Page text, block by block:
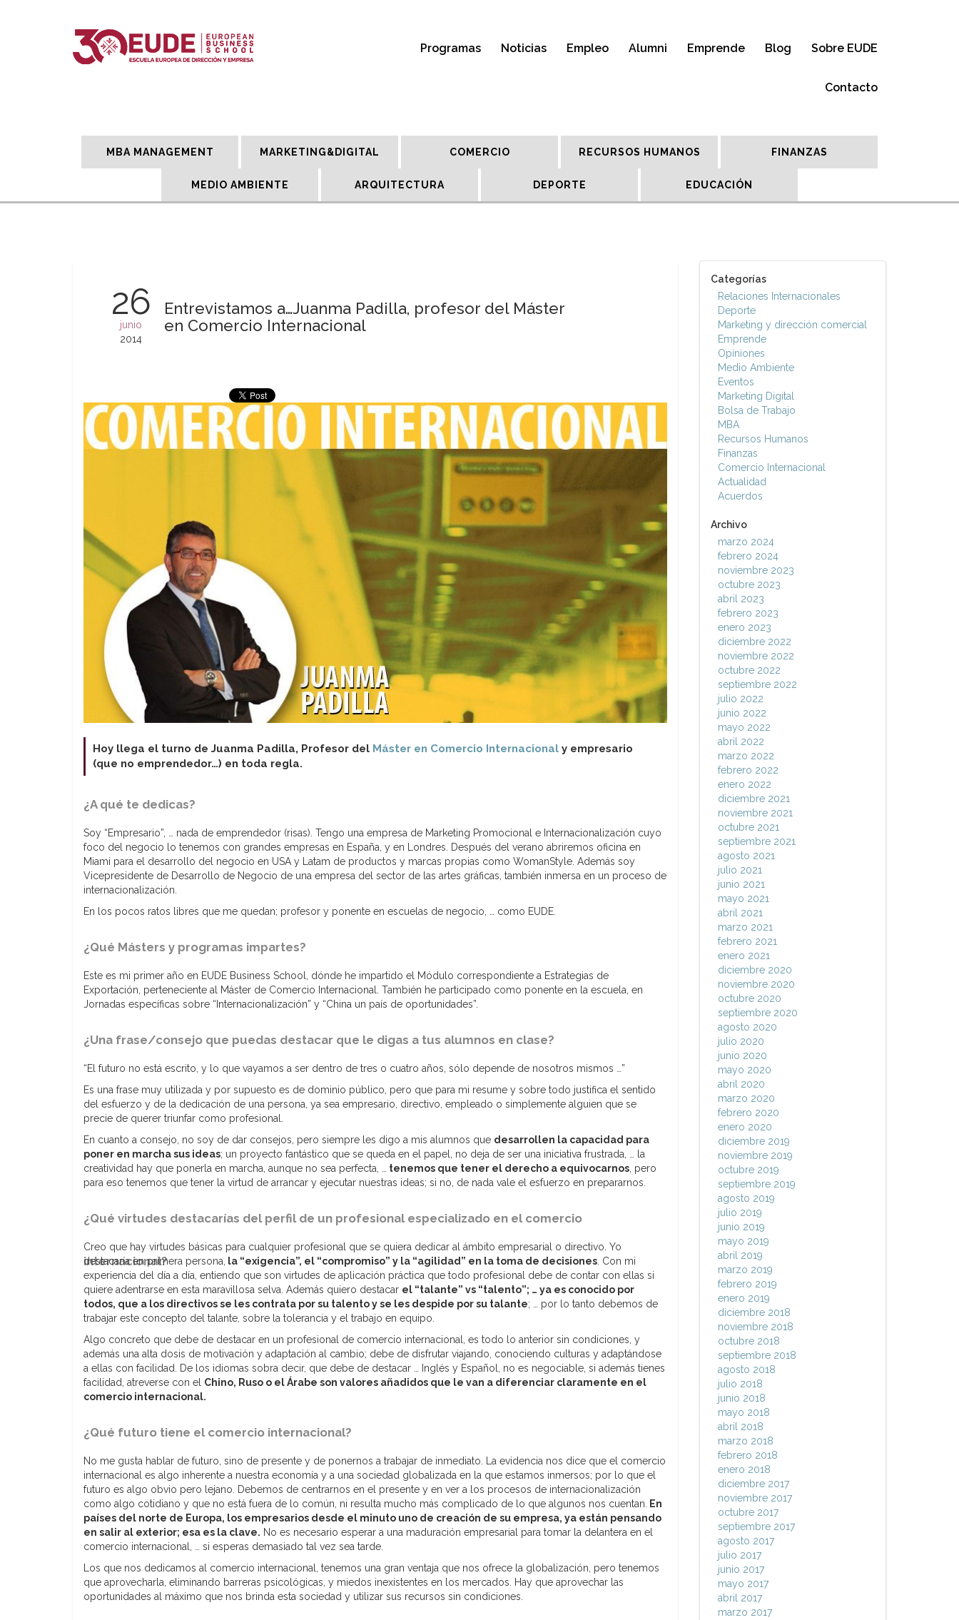
Programas Noticias Empleo Alumni Emprende Blog Sobre EUDE
Contacto
MBA MANAGEMENT MARKETING&DIGITAL COMERCIO RECURSOS HUMANOS FINANZAS
MEDIO AMBIENTE ARQUITECTURA DEPORTE EDUCACIÓN
26
junio
2014
Entrevistamos a…Juanma Padilla, profesor del Máster
en Comercio Internacional
Hoy llega el turno de Juanma Padilla, Profesor del Máster en Comercio Internacional y empresario
(que no emprendedor…) en toda regla.
¿A qué te dedicas?
Soy “Empresario”, … nada de emprendedor (risas). Tengo una empresa de Marketing Promocional e Internacionalización cuyo
foco del negocio lo tenemos con grandes empresas en España, y en Londres. Después del verano abriremos oficina en
Miami para el desarrollo del negocio en USA y Latam de productos y marcas propias como WomanStyle. Además soy
Vicepresidente de Desarrollo de Negocio de una empresa del sector de las artes gráficas, también inmersa en un proceso de
internacionalización.
En los pocos ratos libres que me quedan; profesor y ponente en escuelas de negocio, … como EUDE.
¿Qué Másters y programas impartes?
Este es mi primer año en EUDE Business School, dónde he impartido el Módulo correspondiente a Estrategias de
Exportación, perteneciente al Máster de Comercio Internacional. También he participado como ponente en la escuela, en
Jornadas específicas sobre “Internacionalización” y “China un país de oportunidades”.
¿Una frase/consejo que puedas destacar que le digas a tus alumnos en clase?
“El futuro no está escrito, y lo que vayamos a ser dentro de tres o cuatro años, sólo depende de nosotros mismos …”
Es una frase muy utilizada y por supuesto es de dominio público, pero que para mi resume y sobre todo justifica el sentido
del esfuerzo y de la dedicación de una persona, ya sea empresario, directivo, empleado o simplemente alguien que se
precie de querer triunfar como profesional.
En cuanto a consejo, no soy de dar consejos, pero siempre les digo a mis alumnos que desarrollen la capacidad para
poner en marcha sus ideas; un proyecto fantástico que se queda en el papel, no deja de ser una iniciativa frustrada, … la
creatividad hay que ponerla en marcha, aunque no sea perfecta, …
tenemos que tener el derecho a equivocarnos , pero
para eso tenemos que tener la virtud de arrancar y ejecutar nuestras ideas; si no, de nada vale el esfuerzo en prepararnos.
¿Qué virtudes destacarías del perfil de un profesional especializado en el comercio
internacional?
Creo que hay virtudes básicas para cualquier profesional que se quiera dedicar al ámbito empresarial o directivo. Yo
destacaría en primera persona,
la “exigencia”, el “compromiso” y la “agilidad” en la toma de decisiones . Con mi
experiencia del día a día, entiendo que son virtudes de aplicación práctica que todo profesional debe de contar con ellas si
quiere adentrarse en esta maravillosa selva. Además quiero destacar el “talante” vs “talento”; … ya es conocido por
todos, que a los directivos se les contrata por su talento y se les despide por su talante; … por lo tanto debemos de
trabajar este concepto del talante, sobre la tolerancia y el trabajo en equipo.
Algo concreto que debe de destacar en un profesional de comercio internacional, es todo lo anterior sin condiciones, y
además una alta dosis de motivación y adaptación al cambio; debe de disfrutar viajando, conociendo culturas y adaptándose
a ellas con facilidad. De los idiomas sobra decir, que debe de destacar … Inglés y Español, no es negociable, si además tienes
facilidad, atreverse con el Chino, Ruso o el Árabe son valores añadidos que le van a diferenciar claramente en el
comercio internacional.
¿Qué futuro tiene el comercio internacional?
No me gusta hablar de futuro, sino de presente y de ponernos a trabajar de inmediato. La evidencia nos dice que el comercio
internacional es algo inherente a nuestra economía y a una sociedad globalizada en la que estamos inmersos; por lo que el
futuro es algo obvio pero lejano. Debemos de centrarnos en el presente y en ver a los procesos de internacionalización
como algo cotidiano y que no está fuera de lo común, ni resulta mucho más complicado de lo que algunos nos cuentan.
En
países del norte de Europa, los empresarios desde el minuto uno de creación de su empresa, ya están pensando
en salir al exterior; esa es la clave. No es necesario esperar a una maduración empresarial para tomar la delantera en el
comercio internacional, … si esperas demasiado tal vez sea tarde.
Los que nos dedicamos al comercio internacional, tenemos una gran ventaja que nos ofrece la globalización, pero tenemos
que aprovecharla, eliminando barreras psicológicas, y miedos inexistentes en los mercados. Hay que aprovechar las
oportunidades al máximo que nos brinda esta sociedad y utilizar sus recursos sin condiciones.
Categorías
Relaciones Internacionales
Deporte
Marketing y dirección comercial
Emprende
Opiniones
Medio Ambiente
Eventos
Marketing Digital
Bolsa de Trabajo
MBA
Recursos Humanos
Finanzas
Comercio Internacional
Actualidad
Acuerdos
Archivo
marzo 2024
febrero 2024
noviembre 2023
octubre 2023
abril 2023
febrero 2023
enero 2023
diciembre 2022
noviembre 2022
octubre 2022
septiembre 2022
julio 2022
junio 2022
mayo 2022
abril 2022
marzo 2022
febrero 2022
enero 2022
diciembre 2021
noviembre 2021
octubre 2021
septiembre 2021
agosto 2021
julio 2021
junio 2021
mayo 2021
abril 2021
marzo 2021
febrero 2021
enero 2021
diciembre 2020
noviembre 2020
octubre 2020
septiembre 2020
agosto 2020
julio 2020
junio 2020
mayo 2020
abril 2020
marzo 2020
febrero 2020
enero 2020
diciembre 2019
noviembre 2019
octubre 2019
septiembre 2019
agosto 2019
julio 2019
junio 2019
mayo 2019
abril 2019
marzo 2019
febrero 2019
enero 2019
diciembre 2018
noviembre 2018
octubre 2018
septiembre 2018
agosto 2018
julio 2018
junio 2018
mayo 2018
abril 2018
marzo 2018
febrero 2018
enero 2018
diciembre 2017
noviembre 2017
octubre 2017
septiembre 2017
agosto 2017
julio 2017
junio 2017
mayo 2017
abril 2017
marzo 2017